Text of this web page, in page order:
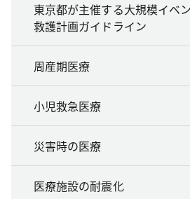
東京都が主催する大規模イベ
救護計画ガイドライン
周産期医療
小児救急医療
災害時の医療
医療施設の耐震化